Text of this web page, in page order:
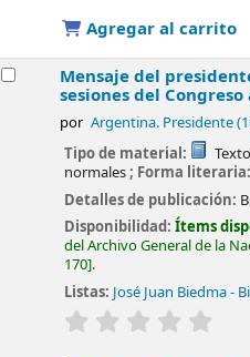
Agregar al carrito
Mensaje del
sesiones del
por Argentina. Presidente
Tipo de material: Texto
normales; Forma literaria:
Detalles de publicación:
Disponibilidad:Ítems
del Archivo General de la
170 .
Listas: José Juan Biedma -
valoración